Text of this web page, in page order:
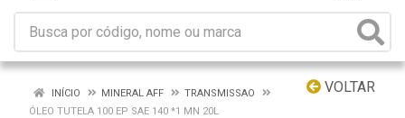
VOLTAR
INÍCIO MINERAL AFF
TRANSMISSAO
ÓLEO TUTELA 100 EP SAE 140 *1 MN 20L